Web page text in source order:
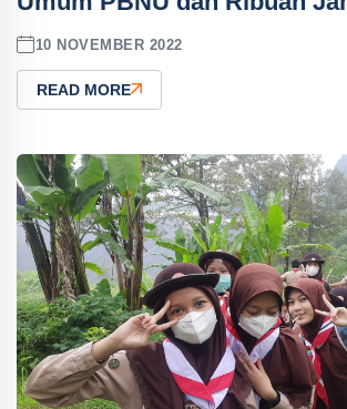
10 NOVEMBER 2022
READ MORE